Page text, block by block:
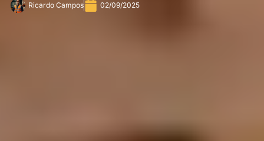
Ricardo Campos 02/09/2025